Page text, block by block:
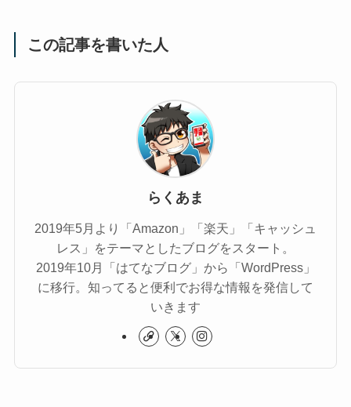
この記事を書いた人
らくあま
2019年5月より「Amazon」「楽天」「キャッシュ
レス」をテーマとしたブログをスタート。
2019年10月「はてなブログ」から「WordPress」
に移行。知ってると便利でお得な情報を発信して
いきます